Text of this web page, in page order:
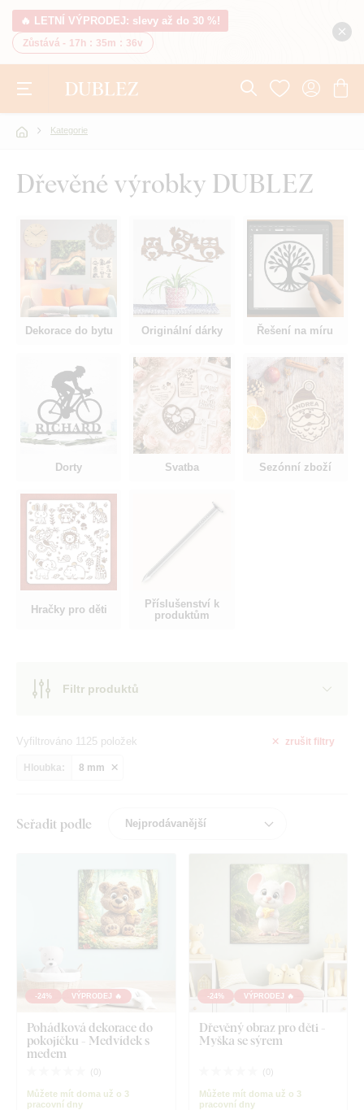
🔥 LETNÍ VÝPRODEJ: slevy až do 30 %!
Zůstává - 17h : 35m : 35v
Kategorie
Dřevěné výrobky DUBLEZ
Dekorace do bytu Originální dárky Řešení na míru
Dorty Svatba Sezónní zboží
Hračky pro děti
Příslušenství k
produktům
Filtr produktů
zrušit filtry
Vyfiltrováno 1125 položek
Hloubka: 8 mm
Seřadit podle
-24% VÝPRODEJ 🔥
Pohádková dekorace do
pokojíčku - Medvídek s
medem
( 0)
Můžete mít doma už o 3
pracovní dny
-24% VÝPRODEJ 🔥
Dřevěný obraz pro děti -
Myška se sýrem
( 0)
Můžete mít doma už o 3
pracovní dny